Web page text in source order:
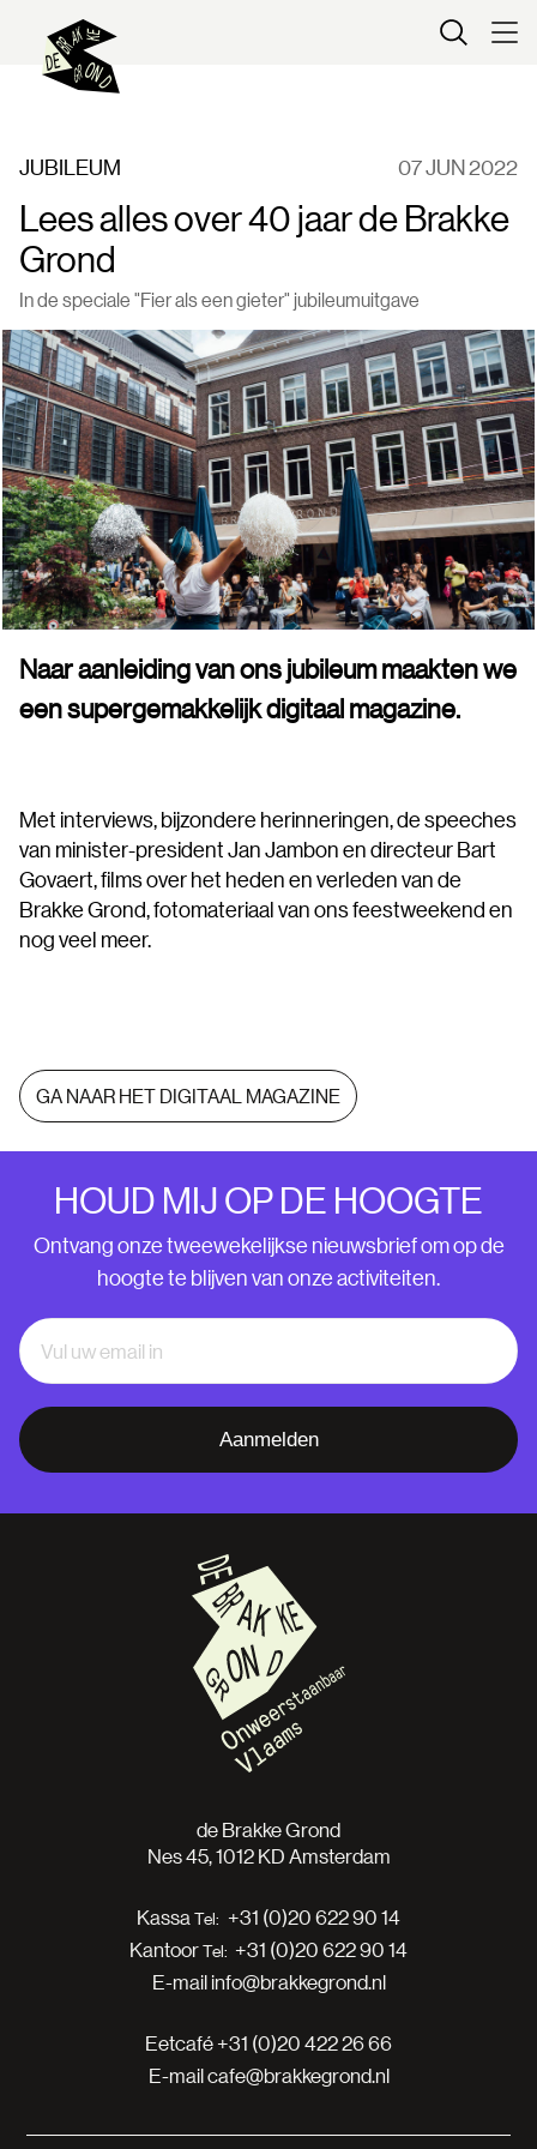
JUBILEUM 07 JUN 2022
Lees alles over 40 jaar de Brakke
Grond
In de speciale "Fier als een gieter" jubileumuitgave
Naar aanleiding van ons jubileum maakten we
een supergemakkelijk digitaal magazine.
Met interviews, bijzondere herinneringen, de speeches
van minister-president Jan Jambon en directeur Bart
Govaert, films over het heden en verleden van de
Brakke Grond, fotomateriaal van ons feestweekend en
nog veel meer.
GA NAAR HET DIGITAAL MAGAZINE
HOUD MIJ OP DE HOOGTE
Ontvang onze tweewekelijkse nieuwsbrief om op de
hoogte te blijven van onze activiteiten.
Aanmelden
de Brakke Grond
Nes 45, 1012 KD Amsterdam
Kassa
+31 (0)20 622 90 14
Kantoor
+31 (0)20 622 90 14
E-mailinfo@brakkegrond.nl
Eetcafé+31 (0)20 422 26 66
E-mailcafe@brakkegrond.nl